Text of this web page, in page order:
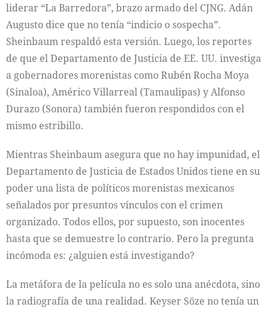
liderar “La Barredora”, brazo armado del CJNG. Adán
Augusto dice que no tenía “indicio o sospecha”.
Sheinbaum respaldó esta versión. Luego, los reportes
de que el Departamento de Justicia de EE. UU. investiga
a gobernadores morenistas como Rubén Rocha Moya
(Sinaloa), Américo Villarreal (Tamaulipas) y Alfonso
Durazo (Sonora) también fueron respondidos con el
mismo estribillo.
Mientras Sheinbaum asegura que no hay impunidad, el
Departamento de Justicia de Estados Unidos tiene en su
poder una lista de políticos morenistas mexicanos
señalados por presuntos vínculos con el crimen
organizado. Todos ellos, por supuesto, son inocentes
hasta que se demuestre lo contrario. Pero la pregunta
incómoda es: ¿alguien está investigando?
La metáfora de la película no es solo una anécdota, sino
la radiografía de una realidad. Keyser Söze no tenía un